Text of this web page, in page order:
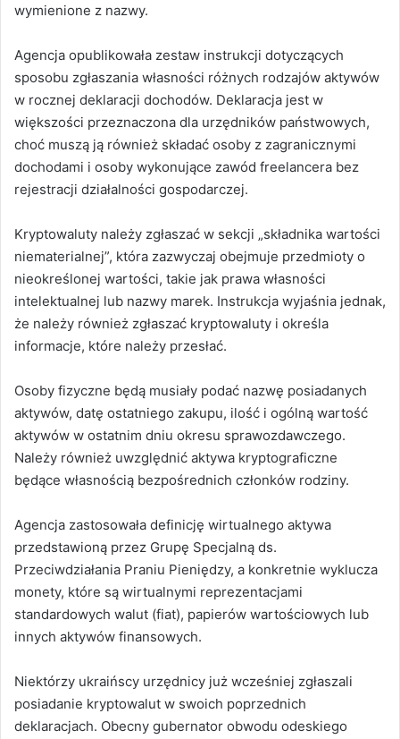
wymienione z nazwy.
Agencja opublikowała zestaw instrukcji dotyczących
sposobu zgłaszania własności różnych rodzajów aktywów
w rocznej deklaracji dochodów. Deklaracja jest w
większości przeznaczona dla urzędników państwowych,
choć muszą ją również składać osoby z zagranicznymi
dochodami i osoby wykonujące zawód freelancera bez
rejestracji działalności gospodarczej.
Kryptowaluty należy zgłaszać w sekcji „składnika wartości
niematerialnej”, która zazwyczaj obejmuje przedmioty o
nieokreślonej wartości, takie jak prawa własności
intelektualnej lub nazwy marek. Instrukcja wyjaśnia jednak,
że należy również zgłaszać kryptowaluty i określa
informacje, które należy przesłać.
Osoby fizyczne będą musiały podać nazwę posiadanych
aktywów, datę ostatniego zakupu, ilość i ogólną wartość
aktywów w ostatnim dniu okresu sprawozdawczego.
Należy również uwzględnić aktywa kryptograficzne
będące własnością bezpośrednich członków rodziny.
Agencja zastosowała definicję wirtualnego aktywa
przedstawioną przez Grupę Specjalną ds.
Przeciwdziałania Praniu Pieniędzy, a konkretnie wyklucza
monety, które są wirtualnymi reprezentacjami
standardowych walut (fiat), papierów wartościowych lub
innych aktywów finansowych.
Niektórzy ukraińscy urzędnicy już wcześniej zgłaszali
posiadanie kryptowalut w swoich poprzednich
deklaracjach. Obecny gubernator obwodu odeskiego